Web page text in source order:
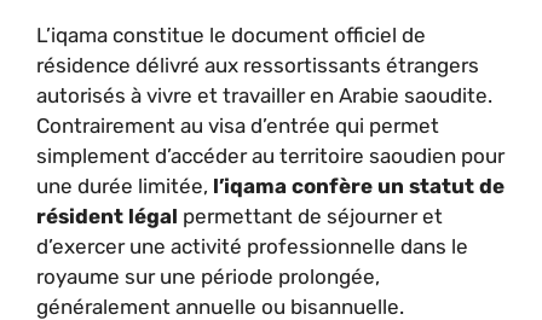
L’iqama constitue le document officiel de
résidence délivré aux ressortissants étrangers
autorisés à vivre et travailler en Arabie saoudite.
Contrairement au visa d’entrée qui permet
simplement d’accéder au territoire saoudien pour
une durée limitée, l’iqama confère un statut de
résident légal permettant de séjourner et
d’exercer une activité professionnelle dans le
royaume sur une période prolongée,
généralement annuelle ou bisannuelle.